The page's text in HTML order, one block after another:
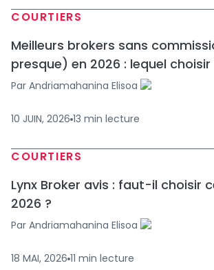
COURTIERS
Meilleurs brokers sans
presque) en 2026 : lequel choisir
Par Andriamahanina Elisoa
10 JUIN, 2026 13 min lecture
COURTIERS
Lynx Broker avis : faut-il choisir
2026 ?
Par Andriamahanina Elisoa
18 MAI, 2026 11 min lecture